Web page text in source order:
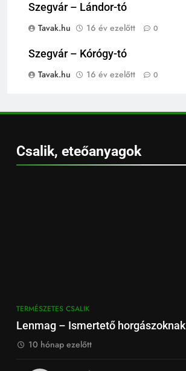
Szegvár – Lándor-tó
Tavak.hu
16 év ezelőtt 0
Szegvár – Kórógy-tó
Tavak.hu
16 év ezelőtt 0
Csalik, eteőanyagok
TERMÉSZETES CSALIK
Lenmag – Ismertető horgászoknak
10 hónap ezelőtt